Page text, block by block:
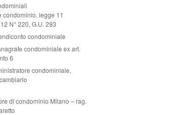
condominio, legge 11
N° 220, G.U. 293
condominiale
condominiale ex art.
6
condominiale,
di condominio Milano – rag.